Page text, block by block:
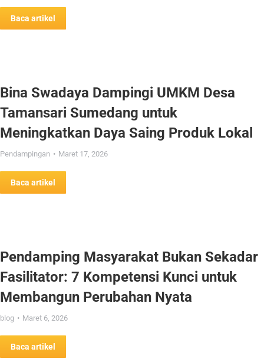
Baca artikel
Bina Swadaya Dampingi UMKM Desa
Tamansari Sumedang untuk
Meningkatkan Daya Saing Produk Lokal
Pendampingan Maret 17, 2026
Baca artikel
Pendamping Masyarakat Bukan Sekadar
Fasilitator: 7 Kompetensi Kunci untuk
Membangun Perubahan Nyata
blog Maret 6, 2026
Baca artikel